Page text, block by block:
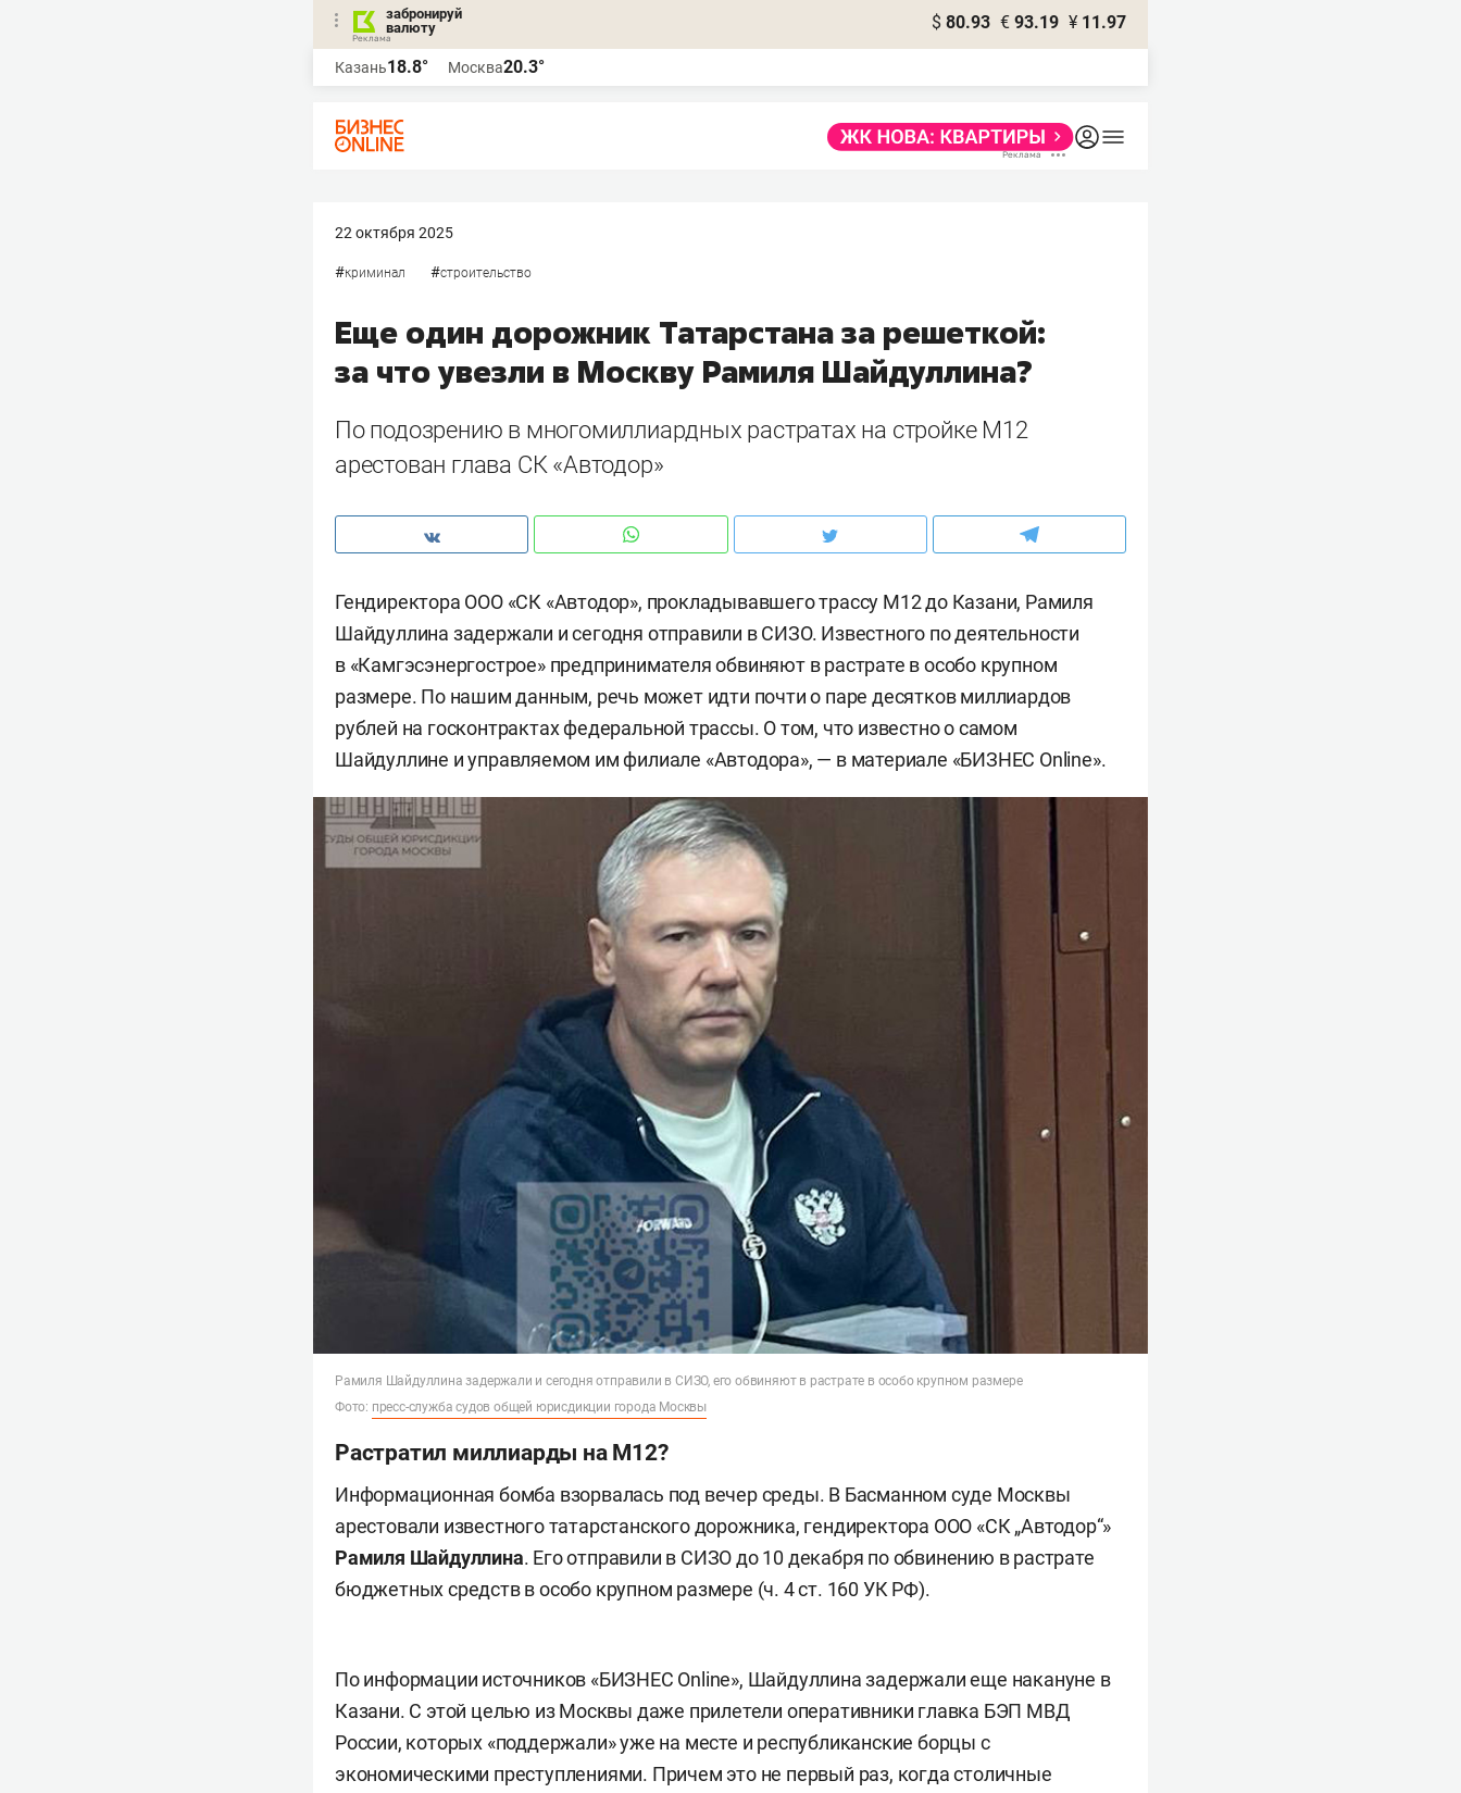
забронируй
валюту
$ 80.93 € 93.19 ¥ 11.97
Казань18.8° Москва20.3°
22 октября 2025
#криминал #строительство
Еще один дорожник Татарстана за решеткой:
за что увезли в Москву Рамиля Шайдуллина?
По подозрению в многомиллиардных растратах на стройке М12
арестован глава СК «Автодор»
Гендиректора ООО «СК «Автодор», прокладывавшего трассу М12 до Казани, Рамиля
Шайдуллина задержали и сегодня отправили в СИЗО. Известного по деятельности
в «Камгэсэнергострое» предпринимателя обвиняют в растрате в особо крупном
размере. По нашим данным, речь может идти почти о паре десятков миллиардов
рублей на госконтрактах федеральной трассы. О том, что известно о самом
Шайдуллине и управляемом им филиале «Автодора», — в материале «БИЗНЕС Online».
Рамиля Шайдуллина задержали и сегодня отправили в СИЗО, его обвиняют в растрате в особо крупном размере
Фото: пресс-служба судов общей юрисдикции города Москвы
Растратил миллиарды на М12?
Информационная бомба взорвалась под вечер среды. В Басманном суде Москвы
арестовали известного татарстанского дорожника, гендиректора ООО «СК „Автодор“»
Рамиля Шайдуллина. Его отправили в СИЗО до 10 декабря по обвинению в растрате
бюджетных средств в особо крупном размере (ч. 4 ст. 160 УК РФ).
По информации источников «БИЗНЕС Online», Шайдуллина задержали еще накануне в
Казани. С этой целью из Москвы даже прилетели оперативники главка БЭП МВД
России, которых «поддержали» уже на месте и республиканские борцы с
экономическими преступлениями. Причем это не первый раз, когда столичные